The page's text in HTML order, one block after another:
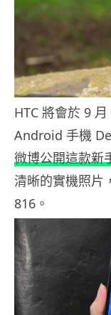
HTC 將會於 9
Android 手機
微博公開這款新
清晰的實機照片
816。